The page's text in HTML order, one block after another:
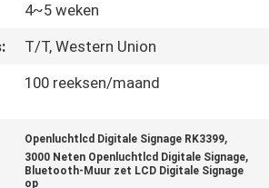
4~5 weken
T/T, Western Union
100 reeksen/maand
Openluchtlcd Digitale Signage RK3399,
3000 Neten Openluchtlcd Digitale Signage,
Bluetooth-Muur zet LCD Digitale Signage
op